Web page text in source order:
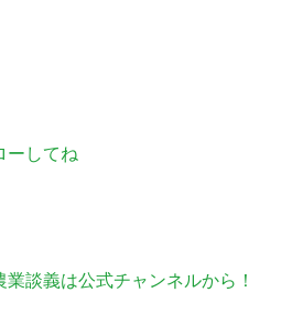
してね
義は公式チャンネルから！